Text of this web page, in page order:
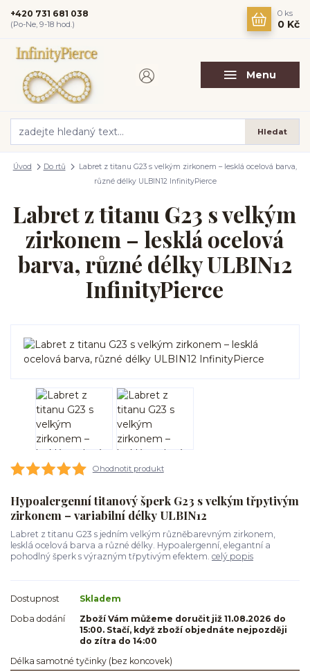
Menu
Hledat
+420 731 681 038
(Po-Ne, 9-18 hod.)
0 ks
0 Kč
Úvod Do rtů
Labret z titanu G23 s velkým zirkonem – lesklá ocelová barva,
různé délky ULBIN12 InfinityPierce
Labret z titanu G23 s velkým
zirkonem – lesklá ocelová
barva, různé délky ULBIN12
InfinityPierce
Ohodnotit produkt
Hypoalergenní titanový šperk G23 s velkým třpytivým
zirkonem – variabilní délky ULBIN12
Labret z titanu G23 s jedním velkým různěbarevným zirkonem,
lesklá ocelová barva a různé délky. Hypoalergenní, elegantní a
pohodlný šperk s výrazným třpytivým efektem. celý popis
Dostupnost
Skladem
Doba dodání
Zboží Vám můžeme doručit již 11.08.2026 do
15:00. Stačí, když zboží objednáte nejpozději
do zítra do 14:00
Délka samotné tyčinky (bez koncovek)